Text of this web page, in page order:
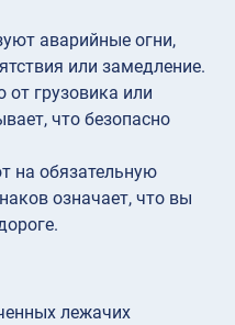
аварийные огни,
или замедление.
от грузовика или
что безопасно
на обязательную
означает, что вы
лежачих